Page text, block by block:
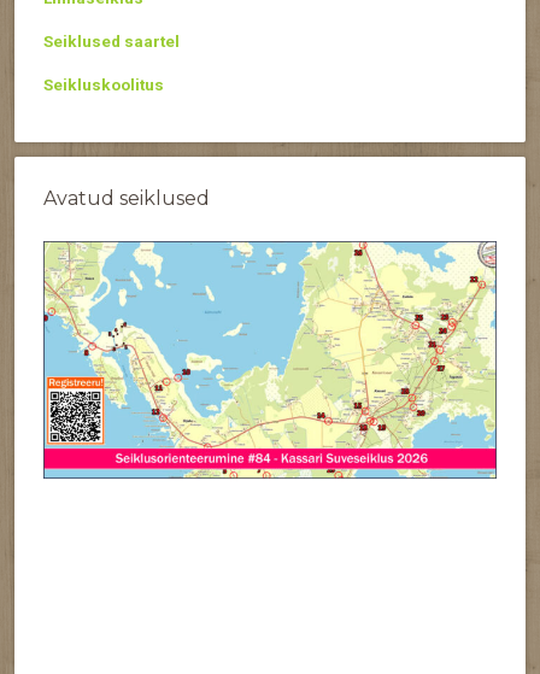
Seiklused saartel
Seikluskoolitus
Avatud seiklused